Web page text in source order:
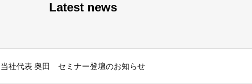
Latest news
当社代表 奥田 セミナー登壇のお知らせ